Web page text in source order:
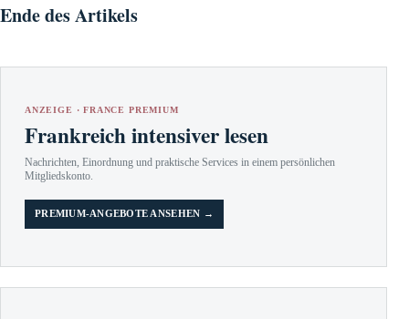
Ende des Artikels
ANZEIGE · FRANCE PREMIUM
Frankreich intensiver lesen
Nachrichten, Einordnung und praktische Services in einem persönlichen
Mitgliedskonto.
PREMIUM-ANGEBOTE ANSEHEN →